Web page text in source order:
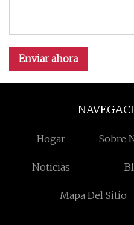
Enviar ahora
Hogar Sobre
Noticias
Mapa Del Sitio